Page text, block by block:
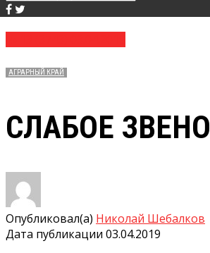
АГРАРНЫЙ КРАЙ
СЛАБОЕ ЗВЕНО
Опубликовал(а) Николай Шебалков
Дата публикации 03.04.2019